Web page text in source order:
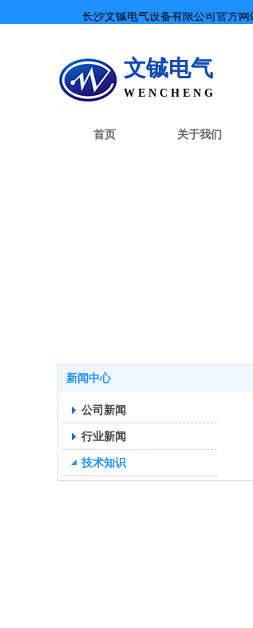
长沙文铖电气设备有限公司官方网
文铖电气
W E N C H E N G
首页 关于我们
新闻中心
公司新闻
行业新闻
技术知识